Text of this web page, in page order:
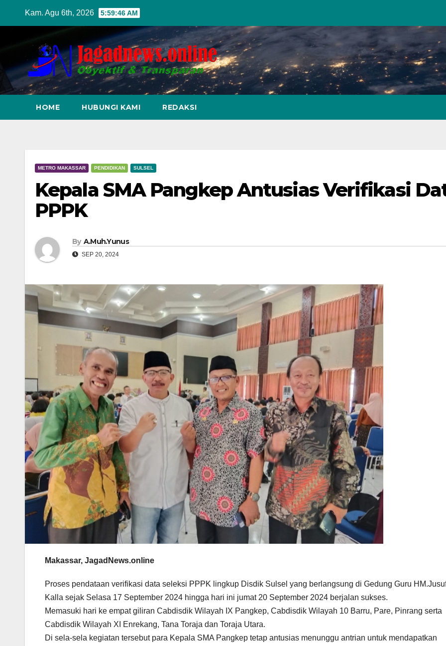
Kam. Agu 6th, 2026 5:59:48 AM
HOME HUBUNGI KAMI REDAKSI
METRO MAKASSAR PENDIDIKAN SULSEL
Kepala SMA Pangkep Antusias Verifikasi
PPPK
By A.Muh.Yunus
SEP 20, 2024
Makassar, JagadNews.online
Proses pendataan verifikasi data seleksi PPPK lingkup Disdik Sulsel yang berlangsung di Gedung Guru
Kalla sejak Selasa 17 September 2024 hingga hari ini jumat 20 September 2024 berjalan sukses.
Memasuki hari ke empat giliran Cabdisdik Wilayah IX Pangkep, Cabdisdik Wilayah 10 Barru, Pare, Pinrang serta
Cabdisdik Wilayah XI Enrekang, Tana Toraja dan Toraja Utara.
Di sela-sela kegiatan tersebut para Kepala SMA Pangkep tetap antusias menunggu antrian untuk mendapatkan